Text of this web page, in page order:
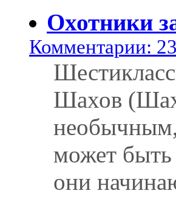
Охотники
Комментарии:
Шахов
необычным,
может
они